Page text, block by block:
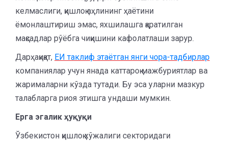
келмаслиги, қишлоқ аҳлининг ҳаётини
ёмонлаштириш эмас, яхшилашга қаратилган
мақсадлар рўёбга чиқишини кафолатлаши зарур.
Дарҳақиқат, ЕИ таклиф этаётган янги чора-тадбирлар
компаниялар учун янада каттароқ мажбуриятлар ва
жарималарни кўзда тутади. Бу эса уларни мазкур
талабларга риоя этишга ундаши мумкин.
Ерга эгалик ҳуқуқи
Ўзбекистон қишлоқ хўжалиги секторидаги